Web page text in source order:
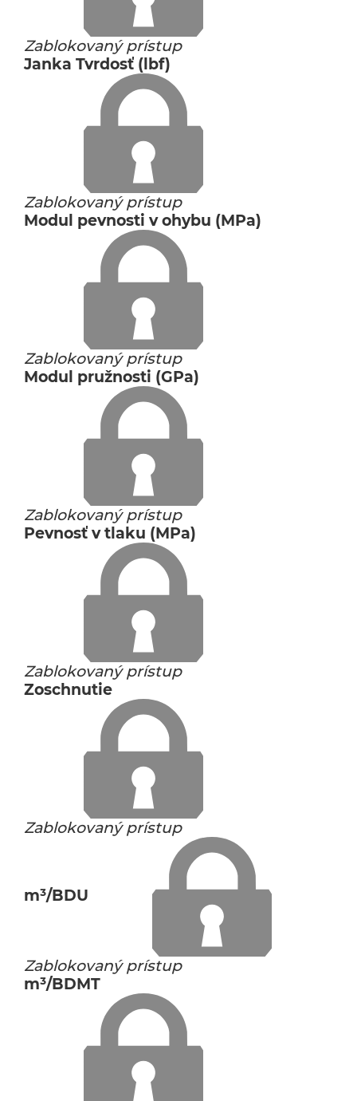
Zablokovaný prístup
Janka Tvrdosť (lbf)
Zablokovaný prístup
Modul pevnosti v ohybu (MPa)
Zablokovaný prístup
Modul pružnosti (GPa)
Zablokovaný prístup
Pevnosť v tlaku (MPa)
Zablokovaný prístup
Zoschnutie
Zablokovaný prístup
m³/BDU
Zablokovaný prístup
m³/BDMT